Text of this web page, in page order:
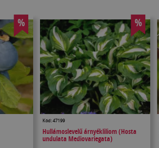
% %
Kód: 47199
Hullámoslevelű árnyékliliom (Hosta
undulata Mediovariegata)